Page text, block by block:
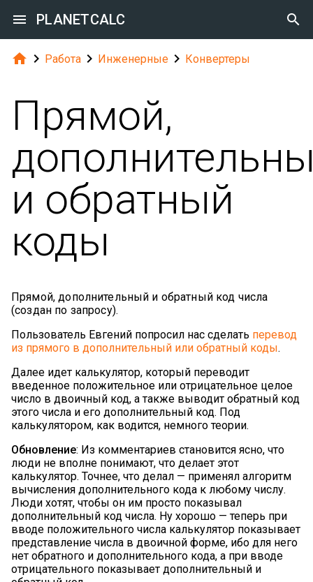
 PLANETCALC 
  Работа  Инженерные  Конвертеры
Прямой,
и обратный
коды
Прямой, дополнительный и обратный код числа
(создан по запросу).
Пользователь Евгений попросил нас сделать перевод
из прямого в дополнительный или обратный коды.
Далее идет калькулятор, который переводит
введенное положительное или отрицательное целое
число в двоичный код, а также выводит обратный код
этого числа и его дополнительный код. Под
калькулятором, как водится, немного теории.
Обновление: Из комментариев становится ясно, что
люди не вполне понимают, что делает этот
калькулятор. Точнее, что делал — применял алгоритм
вычисления дополнительного кода к любому числу.
Люди хотят, чтобы он им просто показывал
дополнительный код числа. Ну хорошо — теперь при
вводе положительного числа калькулятор показывает
представление числа в двоичной форме, ибо для него
нет обратного и дополнительного кода, а при вводе
отрицательного показывает дополнительный и